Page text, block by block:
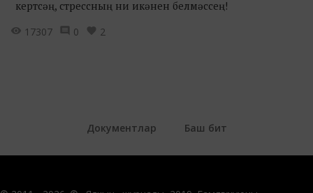
кертсәң, стрессның ни икәнен белмәссең!
17307
0 2
Документлар Баш бит